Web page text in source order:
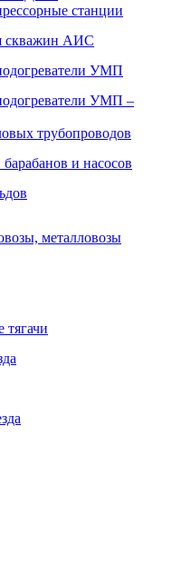
станции
скважин АИС
УМП
УМП –
трубопроводов
и насосов
металловозы
тягачи